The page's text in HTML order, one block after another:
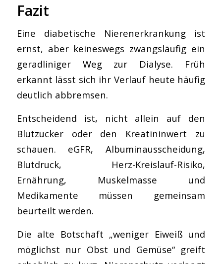
Fazit
Eine diabetische Nierenerkrankung ist
ernst, aber keineswegs zwangsläufig ein
geradliniger Weg zur Dialyse. Früh
erkannt lässt sich ihr Verlauf heute häufig
deutlich abbremsen.
Entscheidend ist, nicht allein auf den
Blutzucker oder den Kreatininwert zu
schauen. eGFR, Albuminausscheidung,
Blutdruck, Herz-Kreislauf-Risiko,
Ernährung, Muskelmasse und
Medikamente müssen gemeinsam
beurteilt werden.
Die alte Botschaft „weniger Eiweiß und
möglichst nur Obst und Gemüse“ greift